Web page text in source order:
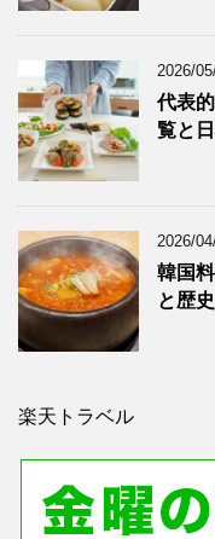
2026/
代表
覧と
2026/
韓国
と歴史
楽天トラベル